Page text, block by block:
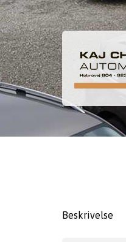
Beskrivelse